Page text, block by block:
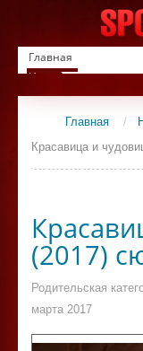
Главная
Новинки
Список фильмов
СериалыГлавная /
Красавица и
(2017)
Родительская
марта 2017